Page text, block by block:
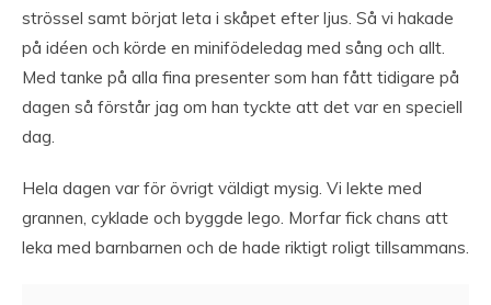
strössel samt börjat leta i skåpet efter ljus. Så vi hakade
på idéen och körde en minifödeledag med sång och allt.
Med tanke på alla fina presenter som han fått tidigare på
dagen så förstår jag om han tyckte att det var en speciell
dag.
Hela dagen var för övrigt väldigt mysig. Vi lekte med
grannen, cyklade och byggde lego. Morfar fick chans att
leka med barnbarnen och de hade riktigt roligt tillsammans.